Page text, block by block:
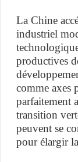
La Chine
industriel
productives
comme axes
parfaitement
transition
peuvent se
pour élargir